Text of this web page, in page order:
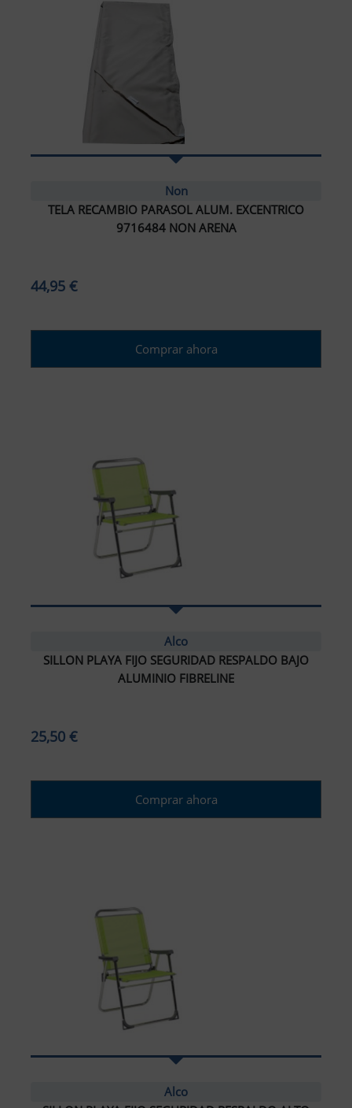
Non
TELA RECAMBIO PARASOL ALUM. EXCENTRICO
9716484 NON ARENA
44,95 €
Comprar ahora
Alco
SILLON PLAYA FIJO SEGURIDAD RESPALDO BAJO
ALUMINIO FIBRELINE
25,50 €
Comprar ahora
Alco